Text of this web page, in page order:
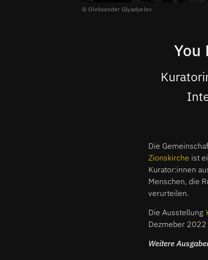
Oleksander Glyadyelov
You
Die
Zionskirche ist
Kurator:innen
Menschen, die
verurteilen.
Die Ausstellung
Dezmeber
Weitere